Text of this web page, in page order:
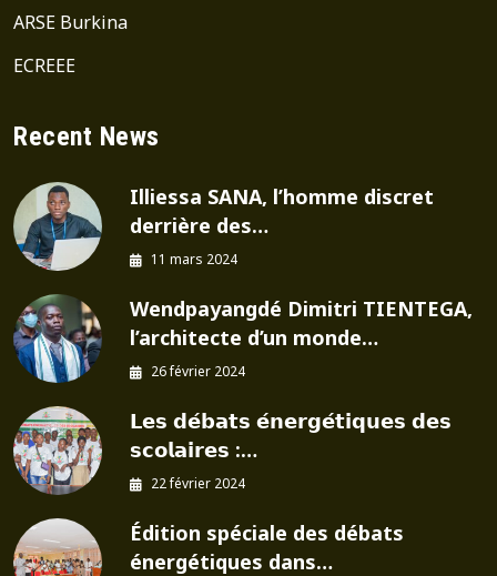
ARSE Burkina
ECREEE
Recent News
Illiessa SANA, l’homme discret
derrière des…
11 mars 2024
Wendpayangdé Dimitri TIENTEGA,
l’architecte d’un monde…
26 février 2024
𝗟𝗲𝘀 𝗱𝗲́𝗯𝗮𝘁𝘀 𝗲́𝗻𝗲𝗿𝗴𝗲́𝘁𝗶𝗾𝘂𝗲𝘀 𝗱𝗲𝘀
𝘀𝗰𝗼𝗹𝗮𝗶𝗿𝗲𝘀 :…
22 février 2024
Édition spéciale des débats
énergétiques dans…